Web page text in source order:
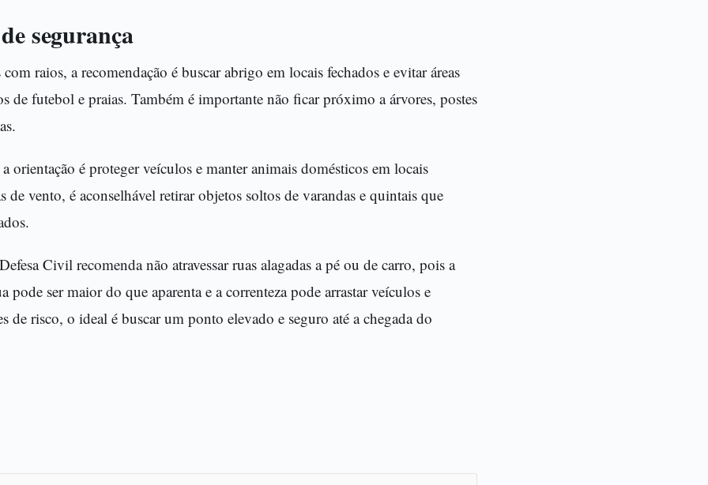
segurança
raios, a recomendação é buscar abrigo em locais fechados e evitar áreas
de futebol e praias. Também é importante não ficar próximo a árvores, postes
orientação é proteger veículos e manter animais domésticos em locais
de vento, é aconselhável retirar objetos soltos de varandas e quintais que
Civil recomenda não atravessar ruas alagadas a pé ou de carro, pois a
pode ser maior do que aparenta e a correnteza pode arrastar veículos e
de risco, o ideal é buscar um ponto elevado e seguro até a chegada do